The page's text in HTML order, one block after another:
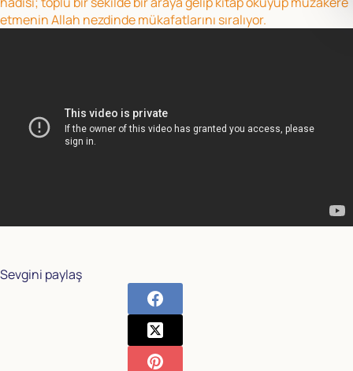
etmenin Allah nezdinde mükafatlarını sıralıyor.
Sevgini paylaş